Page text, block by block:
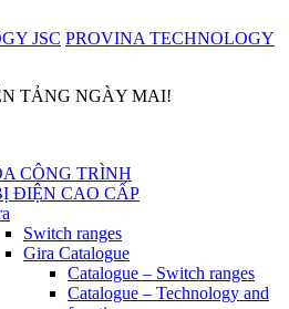
PROVINA TECHNOLOGY
TẢNG NGÀY MAI!
CÔNG TRÌNH
ĐIỆN CAO CẤP
Switch ranges
Gira Catalogue
Catalogue – Switch ranges
Catalogue – Technology and